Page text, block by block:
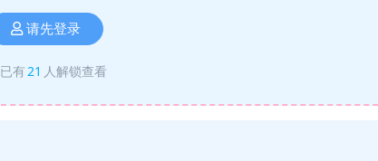
请先登录
已有21 人解锁查看